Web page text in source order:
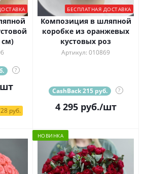
?
руб.
БЕСПЛАТНАЯ ДОСТАВКА
Композиция в шляпной
коробке из оранжевых
кустовых роз
Артикул: 010869
CashBack 215 руб. ?
4 295руб./шт
НОВИНКА